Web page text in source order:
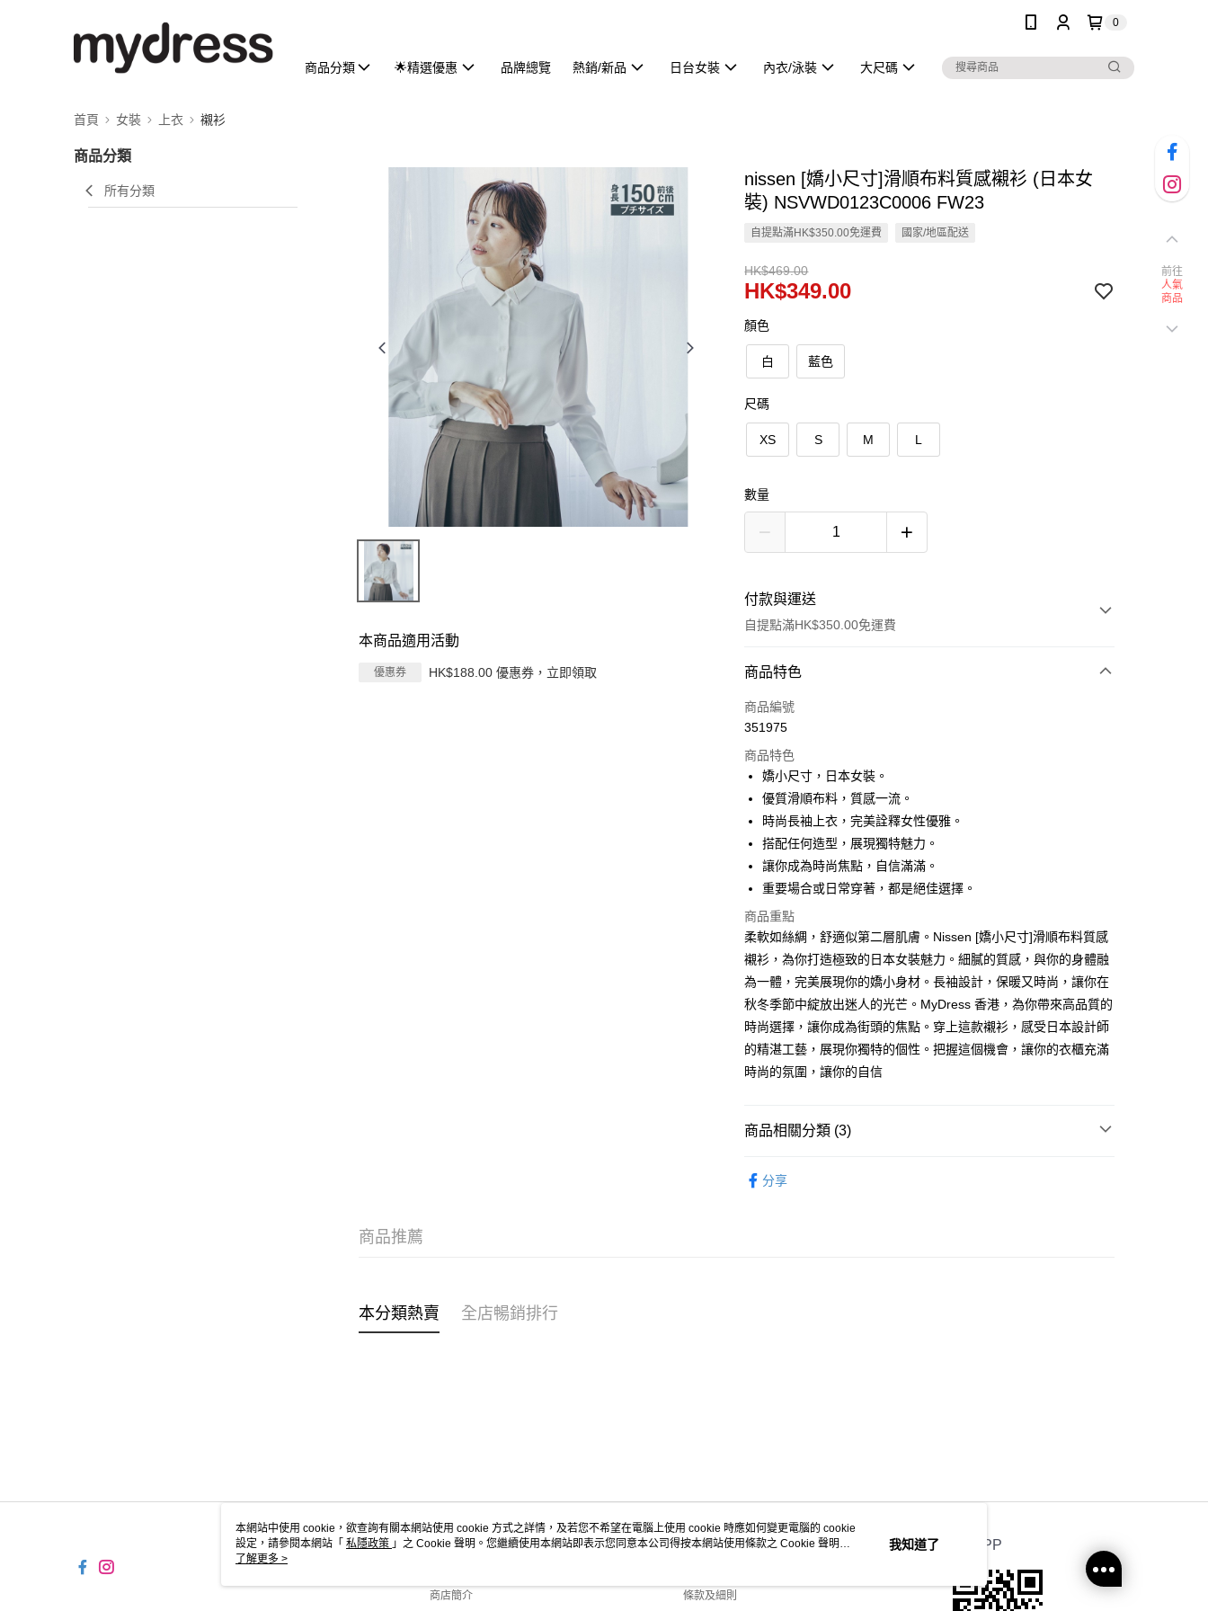
0
商品分類 🌟精選優惠 品牌總覽 熱銷/新品 日台女裝 內衣/泳裝 大尺碼
首頁 女裝 上衣 襯衫
商品分類
所有分類
本商品適用活動
優惠券 HK$188.00 優惠券，立即領取
nissen [嬌小尺寸]滑順布料質感襯衫 (日本女
裝) NSVWD0123C0006 FW23
自提點滿HK$350.00免運費 國家/地區配送
HK$469.00
HK$349.00
顏色
白 藍色
尺碼
XS S M L
數量
付款與運送
自提點滿HK$350.00免運費
付款方式
信用卡
AlipayHK
PayMe
WeChat Pay
送貨方式
付款後順豐自助櫃
每筆HK$40.00，滿HK$350.00或以上免運費
付款後順豐站及營業點
每筆HK$40.00，滿HK$350.00或以上免運費
付款後順豐合作便利店
每筆HK$40.00，滿HK$350.00或以上免運費
每筆HK$40.00，滿HK$350.00或以上免運費
每筆HK$40.00，滿HK$350.00或以上免運費
商品特色
商品編號
351975
商品特色
嬌小尺寸，日本女裝。
優質滑順布料，質感一流。
時尚長袖上衣，完美詮釋女性優雅。
搭配任何造型，展現獨特魅力。
讓你成為時尚焦點，自信滿滿。
重要場合或日常穿著，都是絕佳選擇。
商品重點
柔軟如絲綢，舒適似第二層肌膚。Nissen [嬌小尺寸]滑順布料質感
襯衫，為你打造極致的日本女裝魅力。細膩的質感，與你的身體融
為一體，完美展現你的嬌小身材。長袖設計，保暖又時尚，讓你在
秋冬季節中綻放出迷人的光芒。MyDress 香港，為你帶來高品質的
時尚選擇，讓你成為街頭的焦點。穿上這款襯衫，感受日本設計師
的精湛工藝，展現你獨特的個性。把握這個機會，讓你的衣櫃充滿
時尚的氛圍，讓你的自信
商品相關分類 (3)
分享
商品推薦
本分類熱賣 全店暢銷排行
關於我們
商店簡介
客戶服務
條款及細則
官方APP
前往
人氣
商品
本網站中使用 cookie，欲查詢有關本網站使用 cookie 方式之詳情，及若您不希望在電腦上使用 cookie 時應如何變更電腦的 cookie
設定，請參閱本網站「 私隱政策 」之 Cookie 聲明。您繼續使用本網站即表示您同意本公司得按本網站使用條款之 Cookie 聲明使
用 cookie。
了解更多 >
我知道了